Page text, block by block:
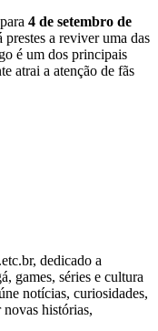
4 de setembro de
prestes a reviver uma das
é um dos principais
atrai a atenção de fãs
dedicado a
games, séries e cultura
notícias, curiosidades,
novas histórias,